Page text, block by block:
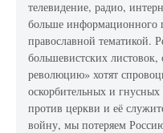
телевидение, радио,
больше информационного
православной тематикой.
большевистских
революцию» хотят
оскорбительных и
против церкви и её
войну, мы потеряем